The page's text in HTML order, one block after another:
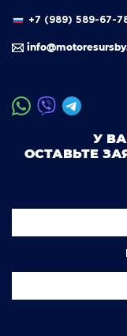
+7 (989) 589-67-
У
ОСТАВЬТЕ